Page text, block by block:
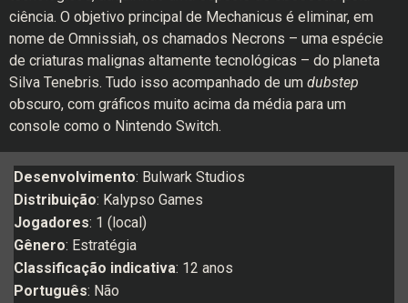
ciência. O objetivo principal de Mechanicus é eliminar, em
nome de Omnissiah, os chamados Necrons – uma espécie
de criaturas malignas altamente tecnológicas – do planeta
Silva Tenebris. Tudo isso acompanhado de um dubstep
obscuro, com gráficos muito acima da média para um
console como o Nintendo Switch.
Desenvolvimento: Bulwark Studios
Distribuição: Kalypso Games
Jogadores: 1 (local)
Gênero: Estratégia
Classificação indicativa: 12 anos
Português: Não